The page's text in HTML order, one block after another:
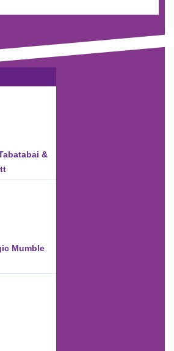
&
Mumble